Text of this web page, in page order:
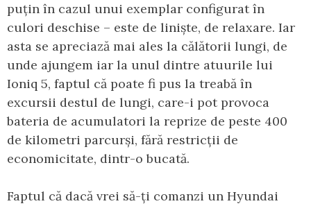
puțin în cazul unui exemplar configurat în
culori deschise – este de liniște, de relaxare. Iar
asta se apreciază mai ales la călătorii lungi, de
unde ajungem iar la unul dintre atuurile lui
Ioniq 5, faptul că poate fi pus la treabă în
excursii destul de lungi, care-i pot provoca
bateria de acumulatori la reprize de peste 400
de kilometri parcurși, fără restricții de
economicitate, dintr-o bucată.
Faptul că dacă vrei să-ți comanzi un Hyundai